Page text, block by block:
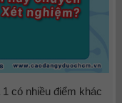
có nhiều điểm khác